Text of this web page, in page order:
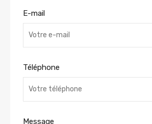
E-mail
Téléphone
Message